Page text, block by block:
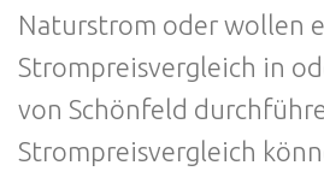
Naturstrom oder wollen
Strompreisvergleich in
von Schönfeld
Strompreisvergleich